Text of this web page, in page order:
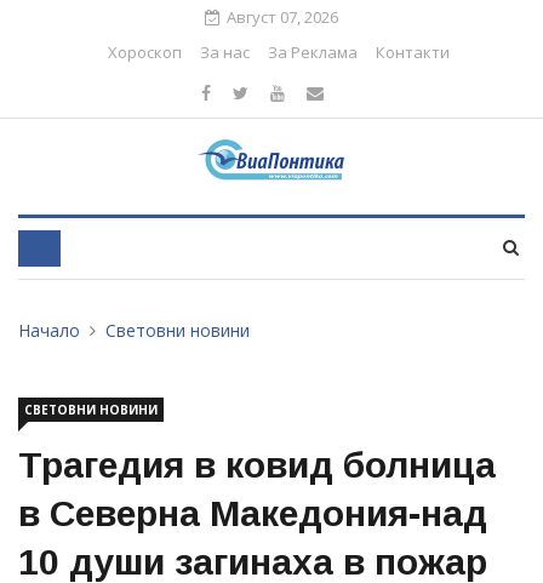
Август 07, 2026
Хороскоп
За нас За Реклама Контакти
Начало Световни новини
СВЕТОВНИ НОВИНИ
Трагедия в ковид болница
в Северна Македония-над
10 души загинаха в пожар